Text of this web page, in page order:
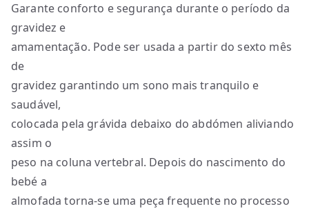
Garante conforto e segurança durante o período da
gravidez e
amamentação. Pode ser usada a partir do sexto mês
de
gravidez garantindo um sono mais tranquilo e
saudável,
colocada pela grávida debaixo do abdómen aliviando
assim o
peso na coluna vertebral. Depois do nascimento do
bebé a
almofada torna-se uma peça frequente no processo